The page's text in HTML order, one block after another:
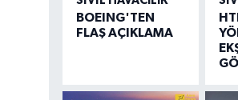
BOEING'TEN
FLAŞ AÇIKLAMA